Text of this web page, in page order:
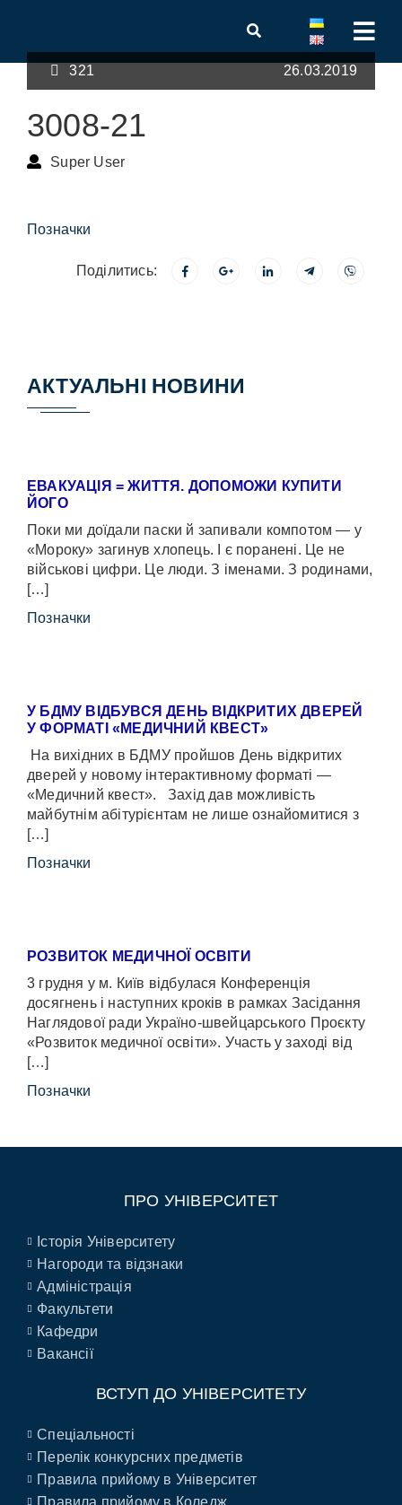
321 26.03.2019
3008-21
Super User
Позначки
Поділитись:
АКТУАЛЬНІ НОВИНИ
ЕВАКУАЦІЯ = ЖИТТЯ. ДОПОМОЖИ КУПИТИ
ЙОГО
Поки ми доїдали паски й запивали компотом — у
«Мороку» загинув хлопець. І є поранені. Це не
військові цифри. Це люди. З іменами. З родинами,
[…]
Позначки
У БДМУ ВІДБУВСЯ ДЕНЬ ВІДКРИТИХ ДВЕРЕЙ
У ФОРМАТІ «МЕДИЧНИЙ КВЕСТ»
На вихідних в БДМУ пройшов День відкритих
дверей у новому інтерактивному форматі —
«Медичний квест». Захід дав можливість
майбутнім абітурієнтам не лише ознайомитися з
[…]
Позначки
РОЗВИТОК МЕДИЧНОЇ ОСВІТИ
3 грудня у м. Київ відбулася Конференція
досягнень і наступних кроків в рамках Засідання
Наглядової ради Україно-швейцарського Проєкту
«Розвиток медичної освіти». Участь у заході від
[…]
Позначки
ПРО УНІВЕРСИТЕТ
Історія Університету
Нагороди та відзнаки
Адміністрація
Факультети
Кафедри
Вакансії
ВСТУП ДО УНІВЕРСИТЕТУ
Спеціальності
Перелік конкурсних предметів
Правила прийому в Університет
Правила прийому в Коледж